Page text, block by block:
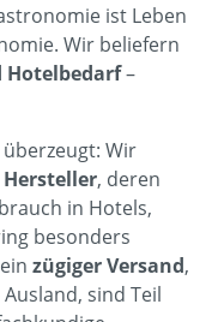
ist Leben
Wir beliefern
Hotelbedarf–
Wir
, deren
in Hotels,
besonders
zügiger Versand,
sind Teil